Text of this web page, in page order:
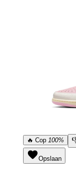
🔥 Cop 100%
Opslaan